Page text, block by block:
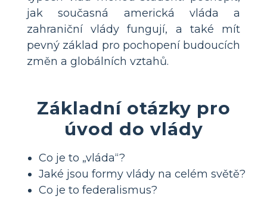
jak současná americká vláda a
zahraniční vlády fungují, a také mít
pevný základ pro pochopení budoucích
změn a globálních vztahů.
Základní otázky pro
úvod do vlády
Co je to „vláda“?
Jaké jsou formy vlády na celém světě?
Co je to federalismus?